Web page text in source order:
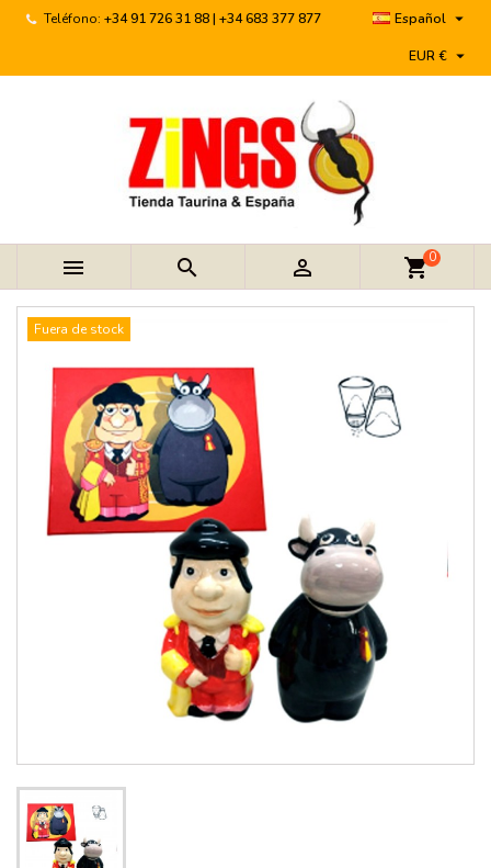
Teléfono: +34 91 726 31 88 | +34 683 377 877 Español 
EUR € 
   shopping_cart0
Fuera de stock